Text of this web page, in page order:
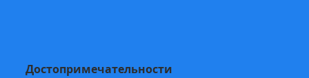
Достопримечательности